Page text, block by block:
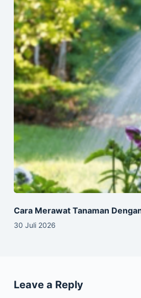
Cara Merawat Tanaman
30 Juli 2026
Leave a Reply